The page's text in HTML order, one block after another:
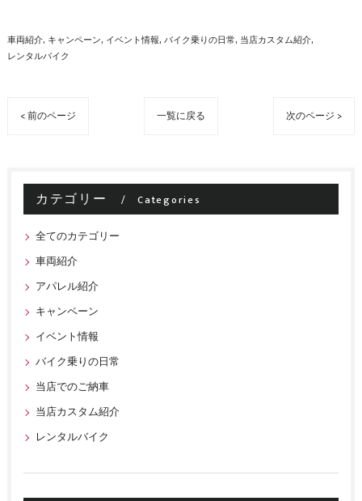
車両紹介 キャンペーン イベント情報 バイク乗りの日常 当店カスタム紹介
レンタルバイク
< 前のページ 一覧に戻る 次のページ >
カテゴリー Categories
全てのカテゴリー
車両紹介
アパレル紹介
キャンペーン
イベント情報
バイク乗りの日常
当店でのご納車
当店カスタム紹介
レンタルバイク